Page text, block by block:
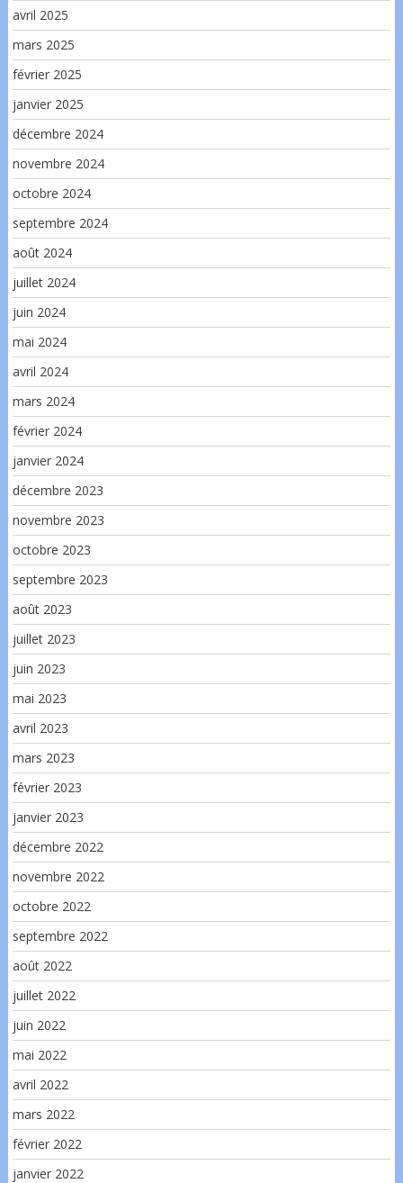
avril 2025
mars 2025
février 2025
janvier 2025
décembre 2024
novembre 2024
octobre 2024
septembre 2024
août 2024
juillet 2024
juin 2024
mai 2024
avril 2024
mars 2024
février 2024
janvier 2024
décembre 2023
novembre 2023
octobre 2023
septembre 2023
août 2023
juillet 2023
juin 2023
mai 2023
avril 2023
mars 2023
février 2023
janvier 2023
décembre 2022
novembre 2022
octobre 2022
septembre 2022
août 2022
juillet 2022
juin 2022
mai 2022
avril 2022
mars 2022
février 2022
janvier 2022